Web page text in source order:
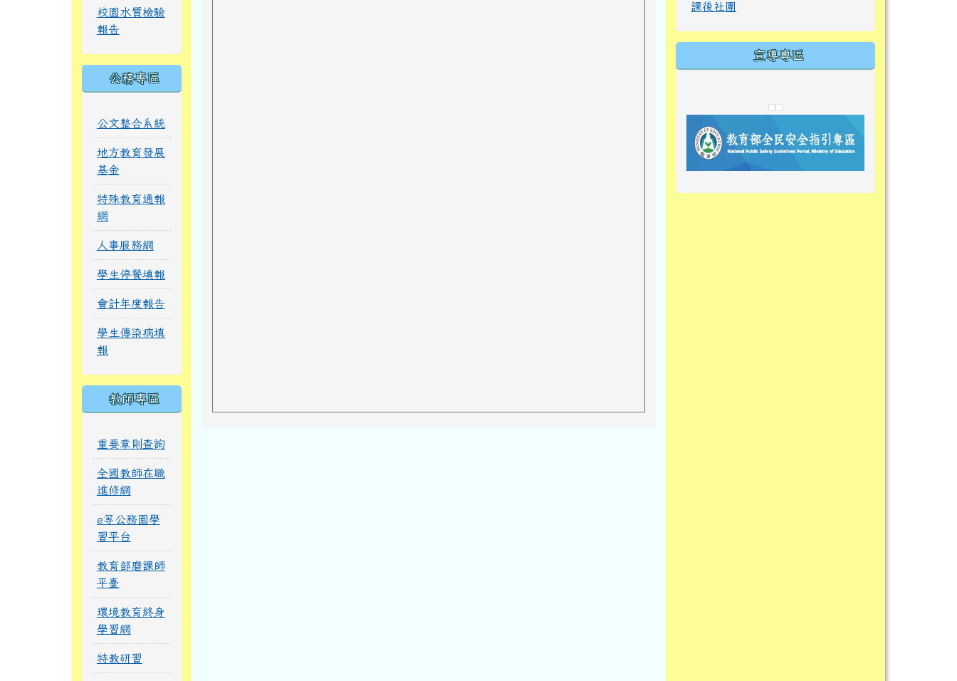
校園水質檢驗
報告
公務專區
公文整合系統
地方教育發展
基金
特殊教育通報
網
人事服務網
學生停餐填報
會計年度報告
學生傳染病填
報
教師專區
重要章則查詢
全國教師在職
進修網
e等公務園學
習平台
教育部磨課師
平臺
環境教育終身
學習網
特教研習
課後社團
宣導專區
link to https://
link to https://eliteracy.edu.tw/
link to https://
link to https://10000.gov.tw/
link to https://eliteracy.edu.tw/
link to https://10000.gov.tw/
link to https://
link to https://
link to https://i.win.org.tw/
link to https://
link to https://
link to https://
link to https://